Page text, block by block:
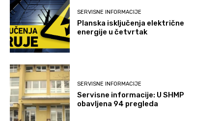
SERVISNE INFORMACIJE
Planska isključenja električne
energije u četvrtak
SERVISNE INFORMACIJE
Servisne informacije: U SHMP
obavljena 94 pregleda